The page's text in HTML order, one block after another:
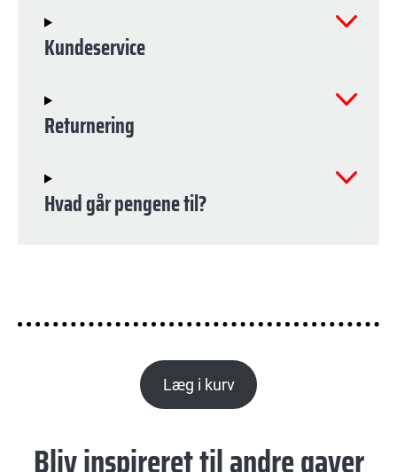
Kundeservice
Returnering
Hvad går pengene til?
Læg i kurv
Bliv inspireret til andre gaver